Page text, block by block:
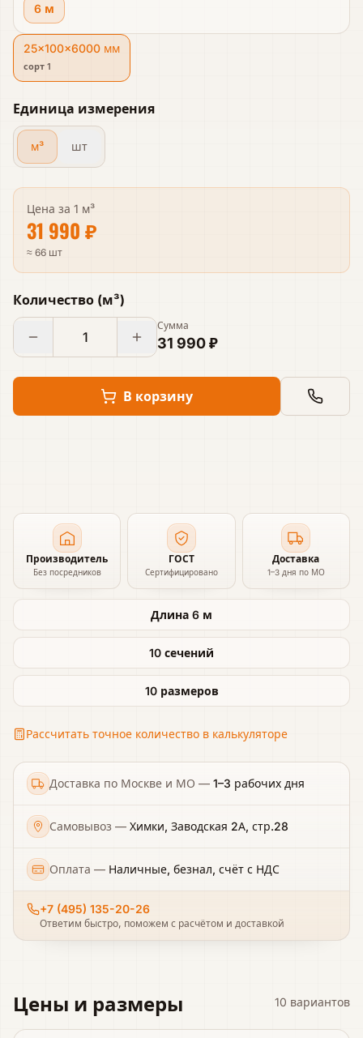
6 м
25×100×6000 мм
сорт 1
Единица измерения
м³ шт
Цена за 1 м³
31 990 ₽
≈ 66 шт
Количество (м³)
Сумма
31 990 ₽
В корзину
Производитель
Без посредников
ГОСТ
Сертифицировано
Доставка
1–3 дня по МО
Длина 6 м
10 сечений
10 размеров
Рассчитать точное количество в калькуляторе
Доставка по Москве и МО — 1–3 рабочих дня
Самовывоз — Химки, Заводская 2А, стр.28
Оплата — Наличные, безнал, счёт с НДС
+7 (495) 135-20-26
Ответим быстро, поможем с расчётом и доставкой
Цены и размеры 10 вариантов